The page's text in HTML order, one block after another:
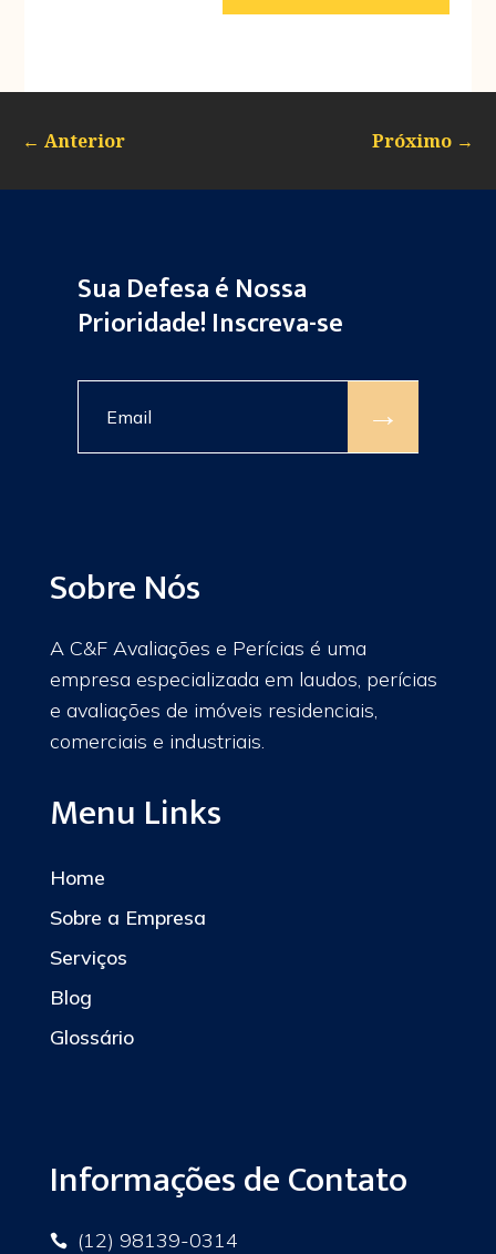
← Anterior Próximo →
Sua Defesa é Nossa
Prioridade! Inscreva-se
→
Sobre Nós
A C&F Avaliações e Perícias é uma
empresa especializada em laudos, perícias
e avaliações de imóveis residenciais,
comerciais e industriais.
Menu Links
Home
Sobre a Empresa
Serviços
Blog
Glossário
Informações de Contato
 (12) 98139-0314